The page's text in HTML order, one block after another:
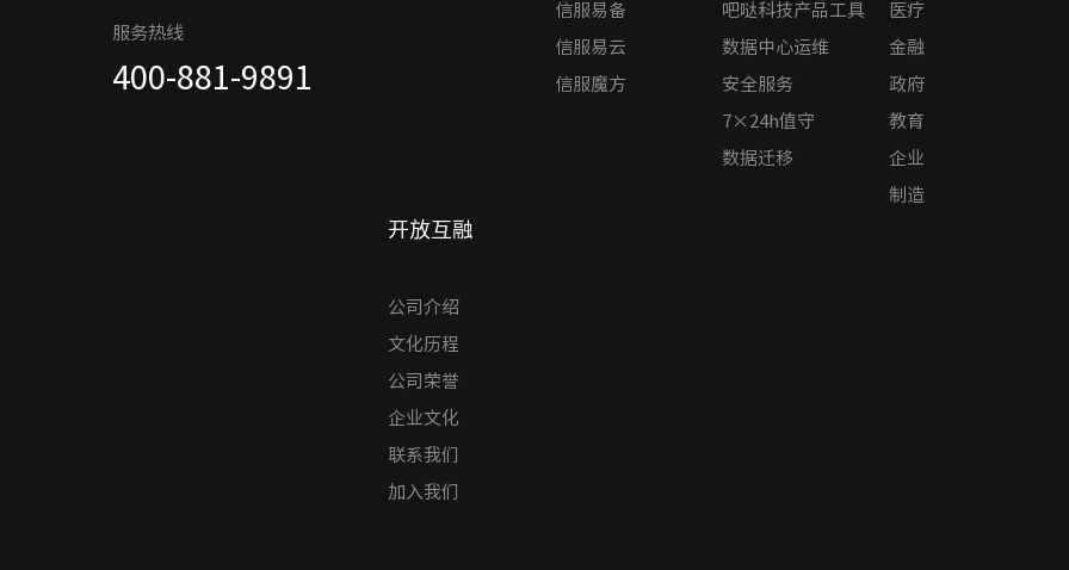
服务热线
400-881-9891
信服易备
信服易云
信服魔方
吧哒科技产品工具
数据中心运维
安全服务
7×24h值守
数据迁移
医疗
金融
政府
教育
企业
制造
开放互融
公司介绍
文化历程
公司荣誉
企业文化
联系我们
加入我们